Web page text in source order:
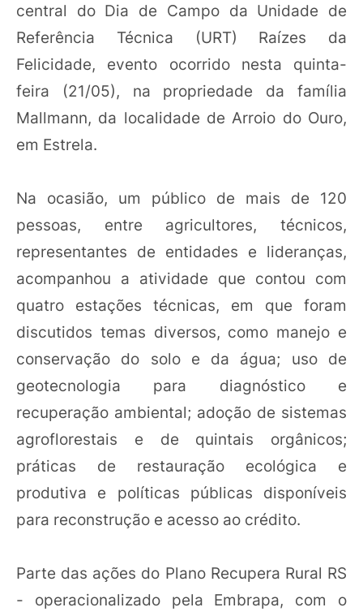
central do Dia de Campo da Unidade de
Referência Técnica (URT) Raízes da
Felicidade, evento ocorrido nesta quinta-
feira (21/05), na propriedade da família
Mallmann, da localidade de Arroio do Ouro,
em Estrela.
Na ocasião, um público de mais de 120
pessoas, entre agricultores, técnicos,
representantes de entidades e lideranças,
acompanhou a atividade que contou com
quatro estações técnicas, em que foram
discutidos temas diversos, como manejo e
conservação do solo e da água; uso de
geotecnologia para diagnóstico e
recuperação ambiental; adoção de sistemas
agroflorestais e de quintais orgânicos;
práticas de restauração ecológica e
produtiva e políticas públicas disponíveis
para reconstrução e acesso ao crédito.
Parte das ações do Plano Recupera Rural RS
- operacionalizado pela Embrapa, com o